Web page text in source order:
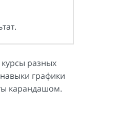
разных
графики
карандашом.